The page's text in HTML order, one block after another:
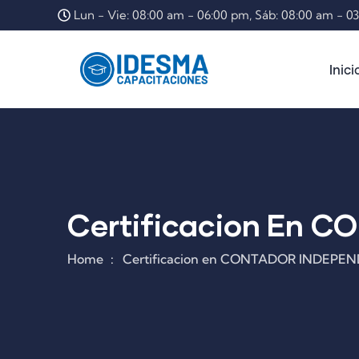
Lun - Vie: 08:00 am - 06:00 pm, Sáb: 08:00 am -
Certificacion En
Home Certificacion en CONTADOR